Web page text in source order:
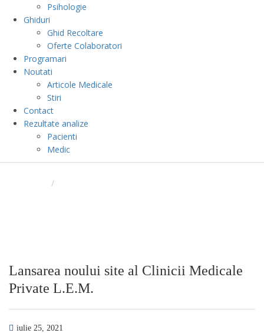
Psihologie
Ghiduri
Ghid Recoltare
Oferte Colaboratori
Programari
Noutati
Articole Medicale
Stiri
Contact
Rezultate analize
Pacienti
Medic
BLOG
/
Lansarea noului site al Clinicii Medicale
Private L.E.M.
iulie 25, 2021